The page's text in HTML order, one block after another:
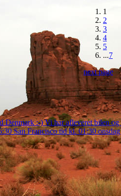
1
2
3
4
5
...7
next page
Denmark :-) Vi har afleveret bilen
San Francisco tid kl. 01:30